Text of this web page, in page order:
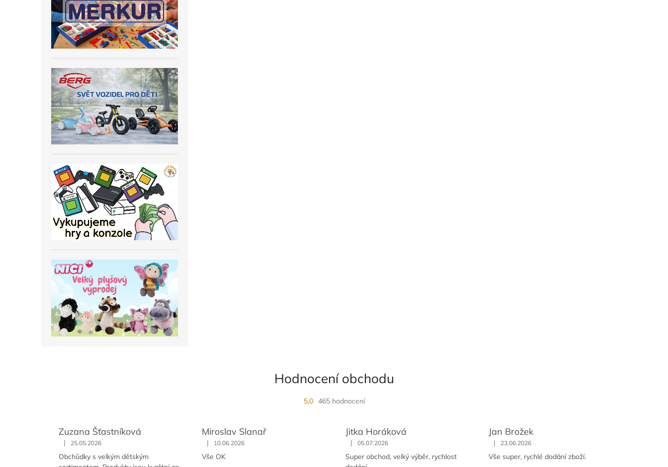
Hodnocení obchodu
5,0 465 hodnocení
Zuzana Šťastníková
| 25.05.2026
Obchůdky s velkým dětským
Miroslav Slanař
| 10.06.2026
Vše OK
Jitka Horáková
| 05.07.2026
Super obchod, velký výběr, rychlost
Jan Brožek
| 23.06.2026
Vše super, rychlé dodání zboží.